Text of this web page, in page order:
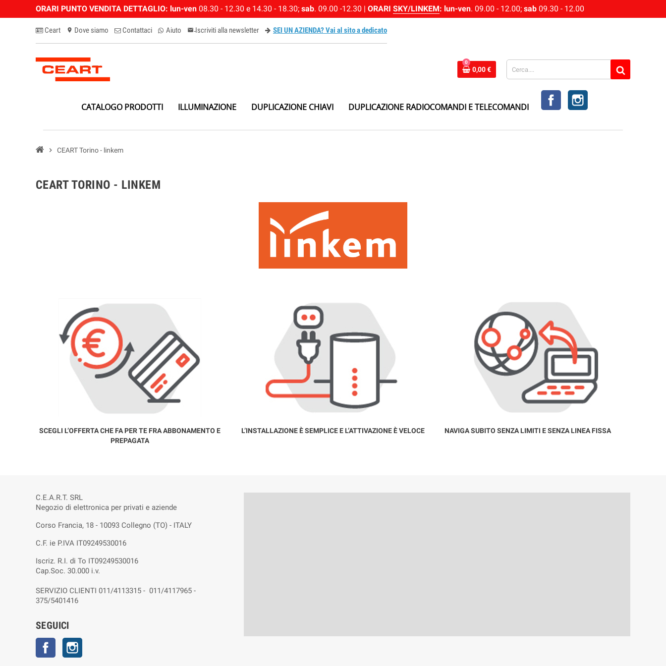
ORARI PUNTO VENDITA DETTAGLIO: lun-ven 08.30 - 12.30 e 14.30 - 18.30; sab. 09.00 -12.30 | ORARI SKY/LINKEM: lun-ven. 09.00 - 12.00; sab 09.30 - 12.00
Ceart location_on Dove siamo Contattaci Aiuto email-newsletter
Iscriviti alla newsletter SEI UN AZIENDA? Vai al sito a dedicato
0
0,00 €
CATALOGO PRODOTTI ILLUMINAZIONE DUPLICAZIONE CHIAVI DUPLICAZIONE RADIOCOMANDI E TELECOMANDI
FACEBOOKINSTAGRAM
chevron_right CEART Torino - linkem
CEART TORINO - LINKEM
SCEGLI L’OFFERTA CHE FA PER TE FRA ABBONAMENTO E
PREPAGATA
L’INSTALLAZIONE È SEMPLICE E L’ATTIVAZIONE È VELOCE NAVIGA SUBITO SENZA LIMITI E SENZA LINEA FISSA
C.E.A.R.T. SRL
Negozio di elettronica per privati e aziende
Corso Francia, 18 - 10093 Collegno (TO) - ITALY
C.F. ie P.IVA IT09249530016
Iscriz. R.I. di To IT09249530016
Cap.Soc. 30.000 i.v.
SERVIZIO CLIENTI 011/4113315 - 011/4117965 -
375/5401416
SEGUICI
Facebook